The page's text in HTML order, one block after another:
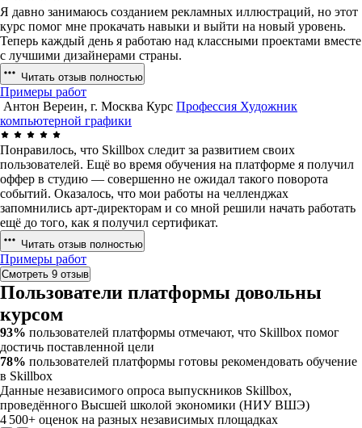
Я давно занимаюсь созданием рекламных иллюстраций, но этот
курс помог мне прокачать навыки и выйти на новый уровень.
Теперь каждый день я работаю над классными проектами вместе
с лучшими дизайнерами страны.
Читать отзыв полностью
Примеры работ
Антон Вереин, г. Москва Курс Профессия Художник
компьютерной графики
Понравилось, что Skillbox следит за развитием своих
пользователей. Ещё во время обучения на платформе я получил
оффер в студию — совершенно не ожидал такого поворота
событий. Оказалось, что мои работы на челленджах
запомнились арт-директорам и со мной решили начать работать
ещё до того, как я получил сертификат.
Читать отзыв полностью
Примеры работ
Смотреть 9 отзыв
Пользователи платформы довольны
курсом
93% пользователей платформы отмечают, что Skillbox помог
достичь поставленной цели
78% пользователей платформы готовы рекомендовать обучение
в Skillbox
Данные независимого опроса выпускников Skillbox,
проведённого Высшей школой экономики (НИУ ВШЭ)
4 500+ оценок на разных независимых площадках